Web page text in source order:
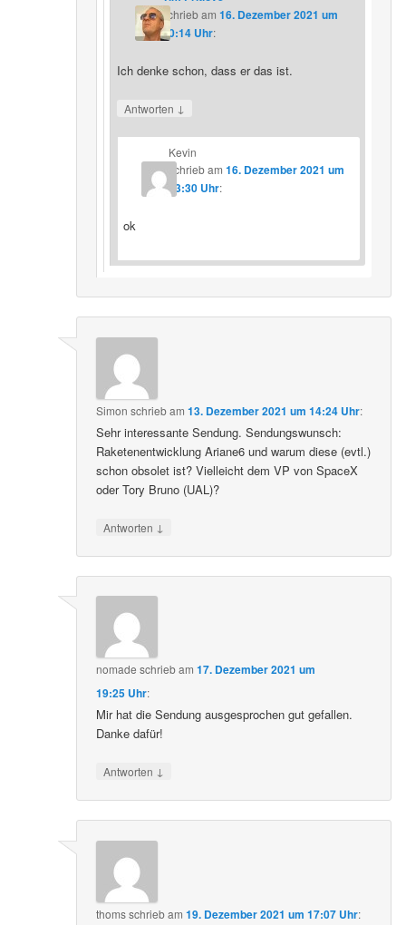
schriebam 16. Dezember 2021 um
20:14 Uhr:
Ich denke schon, dass er das ist.
Antworten ↓
Kevin
schriebam16. Dezember 2021 um
23:30 Uhr:
ok
Simon schriebam13. Dezember 2021 um 14:24 Uhr:
Sehr interessante Sendung. Sendungswunsch:
Raketenentwicklung Ariane6 und warum diese (evtl.)
schon obsolet ist? Vielleicht dem VP von SpaceX
oder Tory Bruno (UAL)?
Antworten ↓
nomade schriebam17. Dezember 2021 um
19:25 Uhr:
Mir hat die Sendung ausgesprochen gut gefallen.
Danke dafür!
Antworten ↓
thomsschriebam19. Dezember 2021 um 17:07 Uhr: